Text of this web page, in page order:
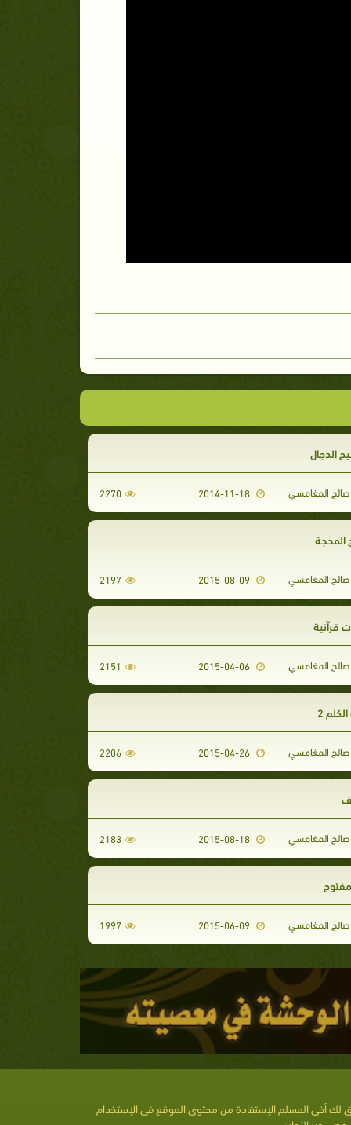
الدجال
صالح المغامسي 2014-11-18
2270
المحجة
صالح المغامسي 2015-08-09
2197
قرآنية
صالح المغامسي 2015-04-06
2151
2
صالح المغامسي 2015-04-26
2206
صالح المغامسي 2015-08-18
2183
صالح المغامسي 2015-06-09
1997
لك أخى المسلم الإستفادة من محتوى الموقع فى الإستخدام